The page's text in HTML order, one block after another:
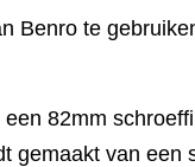
Benro te
82mm
gemaakt van een